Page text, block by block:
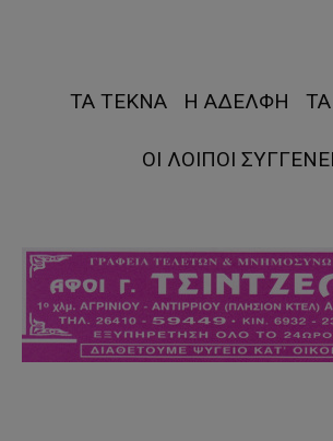
ΤΑ ΤΕΚΝΑ Η ΑΔΕΛΦΗ ΤΑ
ΟΙ ΛΟΙΠΟΙ